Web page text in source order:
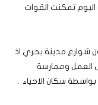
اليوم تمكنت القوات
شوارع مدينة بحري اذ
العمل وممارسة
سكان الاحياء .